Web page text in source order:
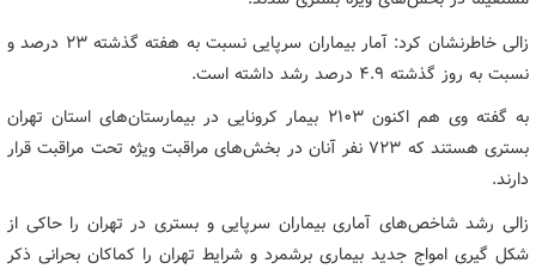
زالی خاطرنشان کرد: آمار بیماران سرپایی نسبت به هفته گذشته ۲۳ درصد و
نسبت به روز گذشته ۴.۹ درصد رشد داشته است.
به گفته وی هم اکنون ۲۱۰۳ بیمار کرونایی در بیمارستان‌های استان تهران
بستری هستند که ۷۲۳ نفر آنان در بخش‌های مراقبت ویژه تحت مراقبت قرار
دارند.
زالی رشد شاخص‌های آماری بیماران سرپایی و بستری در تهران را حاکی از
شکل گیری امواج جدید بیماری برشمرد و شرایط تهران را کماکان بحرانی ذکر